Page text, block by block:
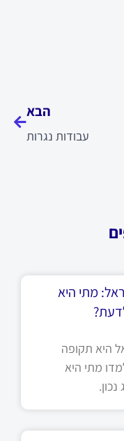
הבא
עבודות נגרות
מתי היא
היא תקופה
מתי היא